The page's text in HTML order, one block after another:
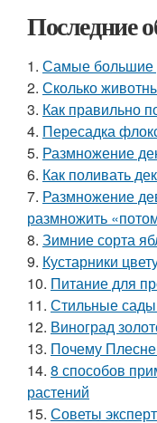
Последние
1. Самые большие
2. Сколько
3. Как правильно
4. Пересадка
5. Размножение
6. Как поливать
7. Размножение
размножить
8. Зимние сорта
9. Кустарники
10. Питание для
11. Стильные сады
12. Виноград
13. Почему
14. 8 способов
растений
15. Советы